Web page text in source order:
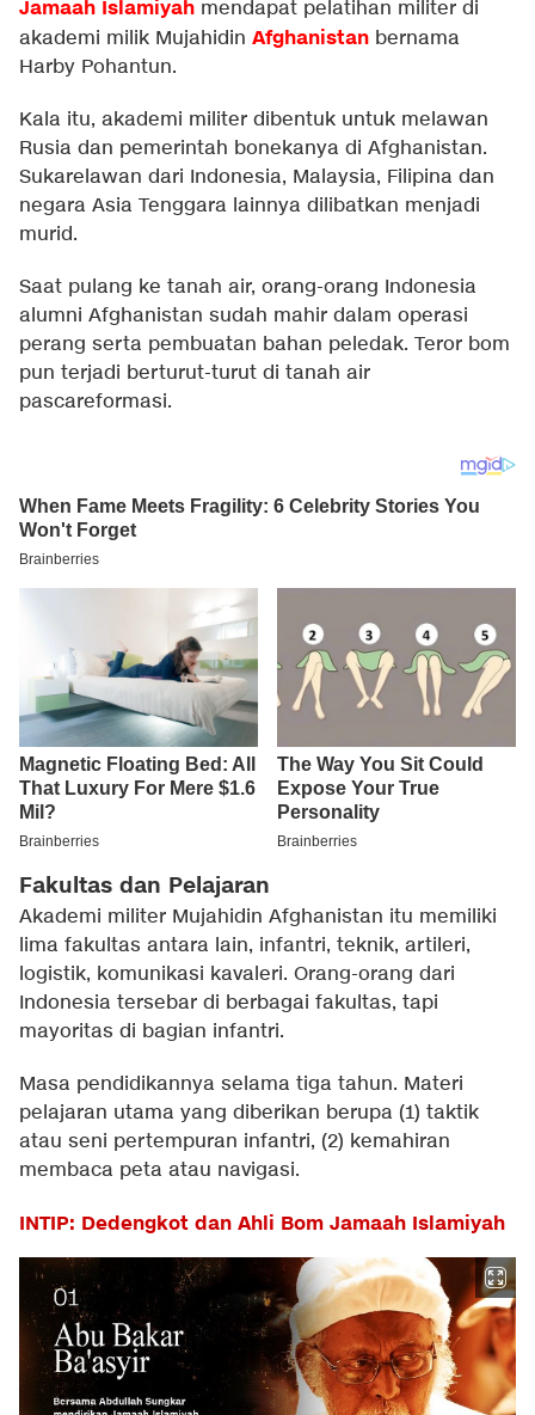
Jamaah Islamiyah mendapat pelatihan militer di
akademi milik Mujahidin Afghanistan bernama
Harby Pohantun.
Kala itu, akademi militer dibentuk untuk melawan
Rusia dan pemerintah bonekanya di Afghanistan.
Sukarelawan dari Indonesia, Malaysia, Filipina dan
negara Asia Tenggara lainnya dilibatkan menjadi
murid.
Saat pulang ke tanah air, orang-orang Indonesia
alumni Afghanistan sudah mahir dalam operasi
perang serta pembuatan bahan peledak. Teror bom
pun terjadi berturut-turut di tanah air
pascareformasi.
Fakultas dan Pelajaran
Akademi militer Mujahidin Afghanistan itu memiliki
lima fakultas antara lain, infantri, teknik, artileri,
logistik, komunikasi kavaleri. Orang-orang dari
Indonesia tersebar di berbagai fakultas, tapi
mayoritas di bagian infantri.
Masa pendidikannya selama tiga tahun. Materi
pelajaran utama yang diberikan berupa (1) taktik
atau seni pertempuran infantri, (2) kemahiran
membaca peta atau navigasi.
INTIP: Dedengkot dan Ahli Bom Jamaah Islamiyah